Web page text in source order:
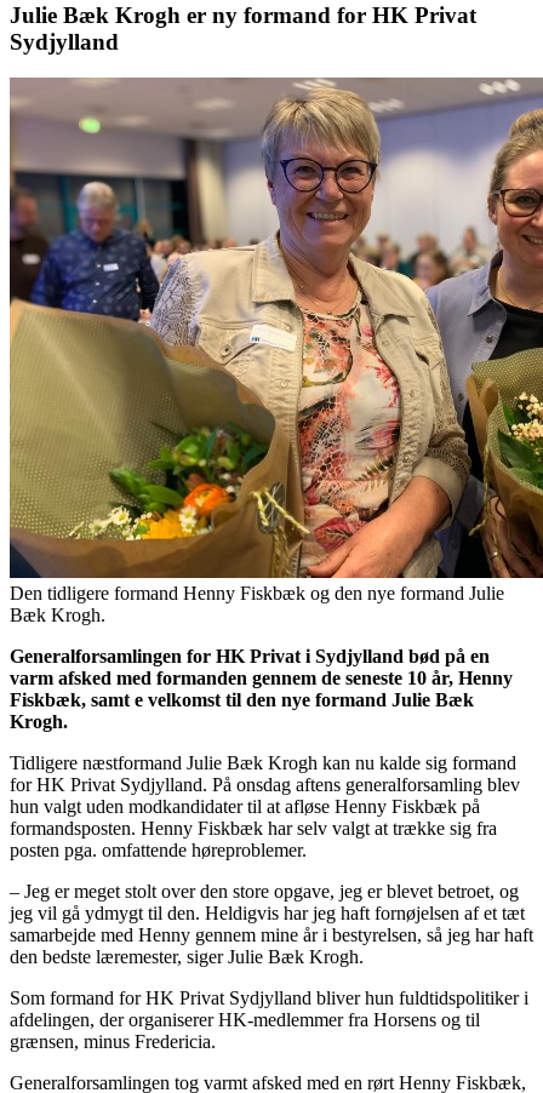
Julie Bæk Krogh er ny formand for HK Privat
Sydjylland
Den tidligere formand Henny Fiskbæk og den nye formand Julie
Bæk Krogh.
Generalforsamlingen for HK Privat i Sydjylland bød på en
varm afsked med formanden gennem de seneste 10 år, Henny
Fiskbæk, samt e velkomst til den nye formand Julie Bæk
Krogh.
Tidligere næstformand Julie Bæk Krogh kan nu kalde sig formand
for HK Privat Sydjylland. På onsdag aftens generalforsamling blev
hun valgt uden modkandidater til at afløse Henny Fiskbæk på
formandsposten. Henny Fiskbæk har selv valgt at trække sig fra
posten pga. omfattende høreproblemer.
– Jeg er meget stolt over den store opgave, jeg er blevet betroet, og
jeg vil gå ydmygt til den. Heldigvis har jeg haft fornøjelsen af et tæt
samarbejde med Henny gennem mine år i bestyrelsen, så jeg har haft
den bedste læremester, siger Julie Bæk Krogh.
Som formand for HK Privat Sydjylland bliver hun fuldtidspolitiker i
afdelingen, der organiserer HK-medlemmer fra Horsens og til
grænsen, minus Fredericia.
Generalforsamlingen tog varmt afsked med en rørt Henny Fiskbæk,